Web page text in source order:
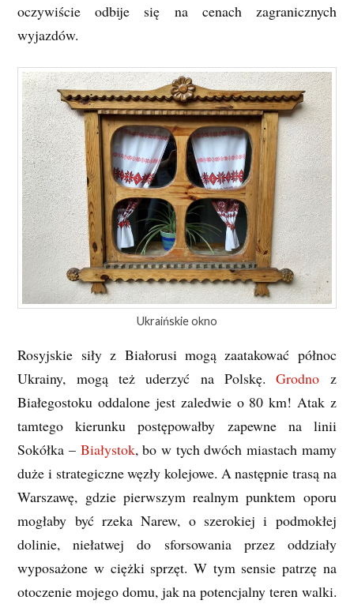
oczywiście odbije się na cenach zagranicznych
wyjazdów.
Ukraińskie okno
Rosyjskie siły z Białorusi mogą zaatakować północ
Ukrainy, mogą też uderzyć na Polskę.Grodno z
Białegostoku oddalone jest zaledwie o 80 km! Atak z
tamtego kierunku postępowałby zapewne na linii
Sokółka – Białystok, bo w tych dwóch miastach mamy
duże i strategiczne węzły kolejowe. A następnie trasą na
Warszawę, gdzie pierwszym realnym punktem oporu
mogłaby być rzeka Narew, o szerokiej i podmokłej
dolinie, niełatwej do sforsowania przez oddziały
wyposażone w ciężki sprzęt. W tym sensie patrzę na
otoczenie mojego domu, jak na potencjalny teren walki.